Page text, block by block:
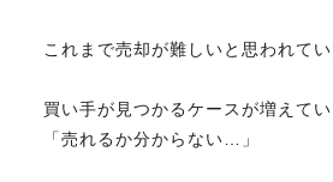
これまで売却が難しいと思われて
買い手が見つかるケースが増えてい
「売れるか分からない…」